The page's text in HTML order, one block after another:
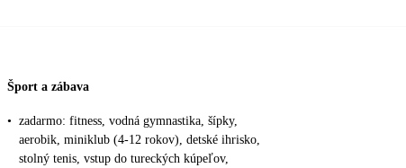
Šport a zábava
• zadarmo: fitness, vodná gymnastika, šípky,
aerobik, miniklub (4-12 rokov), detské ihrisko,
stolný tenis, vstup do tureckých kúpeľov,